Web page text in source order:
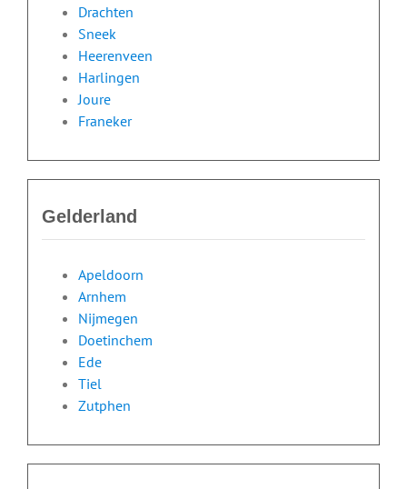
Drachten
Sneek
Heerenveen
Harlingen
Joure
Franeker
Gelderland
Apeldoorn
Arnhem
Nijmegen
Doetinchem
Ede
Tiel
Zutphen